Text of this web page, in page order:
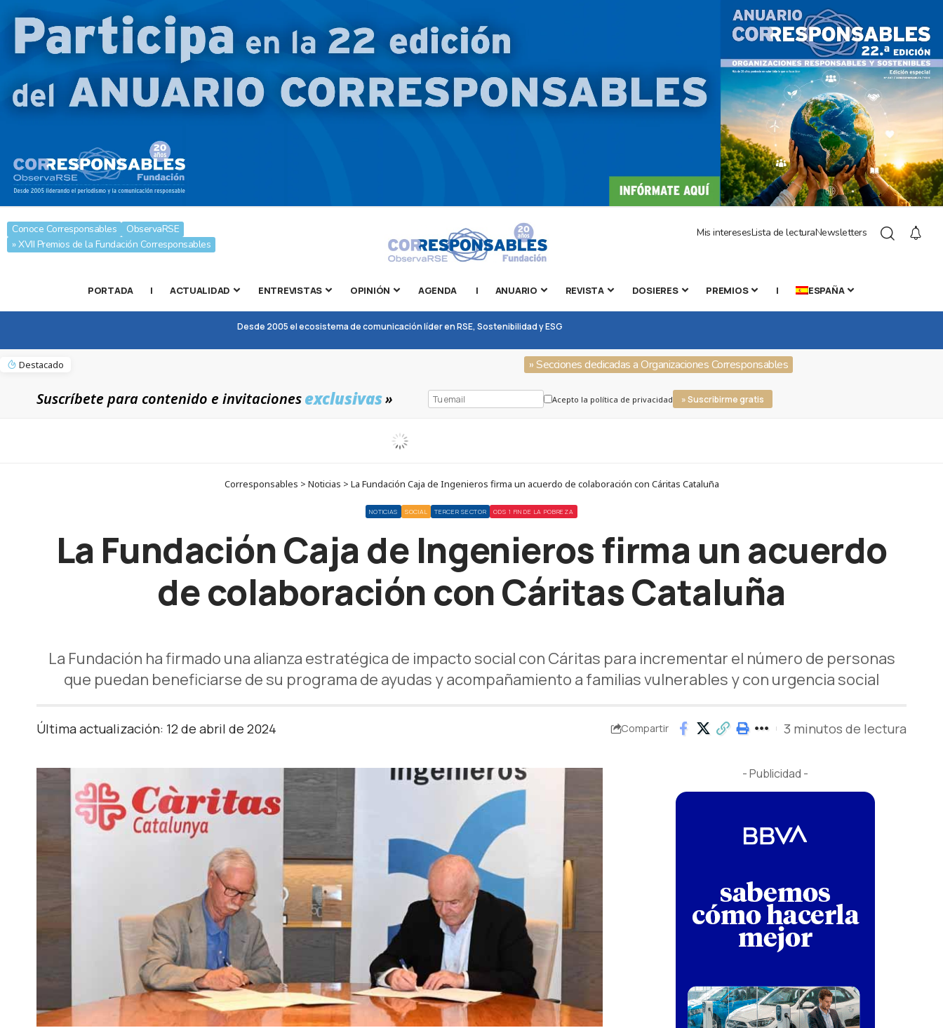
Conoce Corresponsables
ObservaRSE
» XVII Premios de la Fundación Corresponsables
Mis interesesLista de lecturaNewsletters
PORTADA | ACTUALIDAD ENTREVISTAS OPINIÓN AGENDA | ANUARIO REVISTA DOSIERES PREMIOS | ESPAÑA
Desde 2005 el ecosistema de comunicación líder en RSE, Sostenibilidad y ESG
Destacado » Secciones dedicadas a Organizaciones Corresponsables
Suscríbete para contenido e invitacionesexclusivas» Acepto la política de privacidad » Suscribirme gratis
Corresponsables > Noticias > La Fundación Caja de Ingenieros firma un acuerdo de colaboración con Cáritas Cataluña
NOTICIAS SOCIAL TERCER SECTOR ODS 1 FIN DE LA POBREZA
La Fundación Caja de Ingenieros firma un acuerdo
de colaboración con Cáritas Cataluña
La Fundación ha firmado una alianza estratégica de impacto social con Cáritas para incrementar el número de personas
que puedan beneficiarse de su programa de ayudas y acompañamiento a familias vulnerables y con urgencia social
Última actualización: 12 de abril de 2024 Compartir 3 minutos de lectura
- Publicidad -